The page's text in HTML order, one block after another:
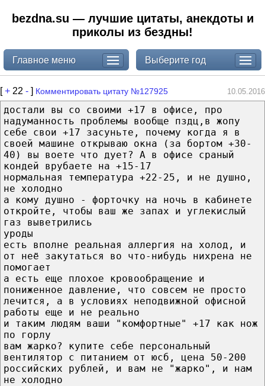
bezdna.su — лучшие цитаты, анекдоты и
приколы из бездны!
Главное меню Выберите год
[+ 22 - ] Комментировать цитату №127925 10.05.2016
достали вы со своими +17 в офисе, про
надуманность проблемы вообще пздц,в жопу
себе свои +17 засуньте, почему когда я в
своей машине открываю окна (за бортом +30-
40) вы воете что дует? А в офисе сраный
кондей врубаете на +15-17
нормальная температура +22-25, и не душно,
не холодно
а кому душно - форточку на ночь в кабинете
откройте, чтобы ваш же запах и углекислый
газ выветрились
уроды
есть вполне реальная аллергия на холод, и
от неё закутаться во что-нибудь нихрена не
помогает
а есть еще плохое кровообращение и
пониженное давление, что совсем не просто
лечится, а в условиях неподвижной офисной
работы еще и не реально
и таким людям ваши "комфортные" +17 как нож
по горлу
вам жарко? купите себе персональный
вентилятор с питанием от юсб, цена 50-200
российских рублей, и вам не "жарко", и нам
не холодно